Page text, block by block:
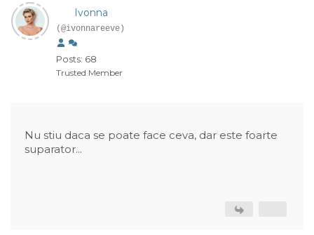
Ivonna
(@ivonnareeve)
Posts: 68
Trusted Member
Nu stiu daca se poate face ceva, dar este foarte
suparator...